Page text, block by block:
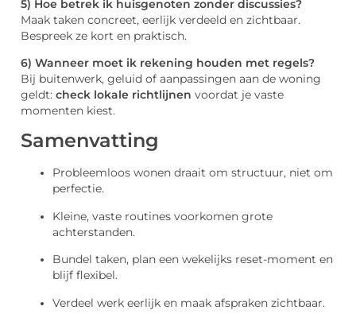
5) Hoe betrek ik huisgenoten zonder discussies?
Maak taken concreet, eerlijk verdeeld en zichtbaar.
Bespreek ze kort en praktisch.
6) Wanneer moet ik rekening houden met regels?
Bij buitenwerk, geluid of aanpassingen aan de woning
geldt: check lokale richtlijnen voordat je vaste
momenten kiest.
Samenvatting
Probleemloos wonen draait om structuur, niet om
perfectie.
Kleine, vaste routines voorkomen grote
achterstanden.
Bundel taken, plan een wekelijks reset-moment en
blijf flexibel.
Verdeel werk eerlijk en maak afspraken zichtbaar.